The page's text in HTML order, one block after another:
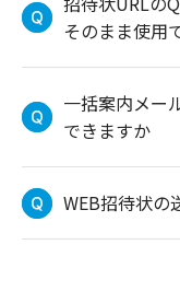
そのまま使用
一括案内メー
できますか
WEB招待状の